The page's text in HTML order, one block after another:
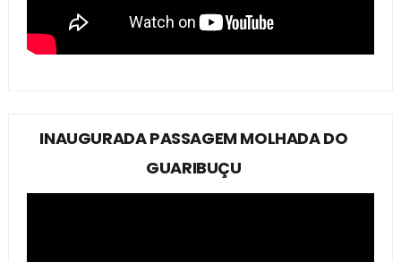
INAUGURADA PASSAGEM MOLHADA DO
GUARIBUÇU